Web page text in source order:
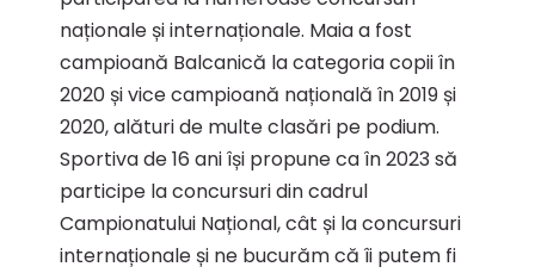
naționale și internaționale. Maia a fost
campioană Balcanică la categoria copii în
2020 și vice campioană națională în 2019 și
2020, alături de multe clasări pe podium.
Sportiva de 16 ani își propune ca în 2023 să
participe la concursuri din cadrul
Campionatului Național, cât și la concursuri
internaționale și ne bucurăm că îi putem fi